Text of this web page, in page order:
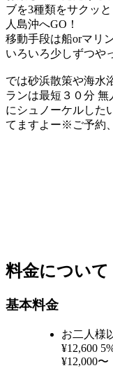
ブを3種類をサクッ
人島沖へGO！
移動手段は船orマリ
いろいろ少しずつや
では砂浜散策や海水
ランは最短３０分
にシュノーケルした
てますよー※ご予約
料金について
基本料金
お二人様
¥12,600
¥12,000〜